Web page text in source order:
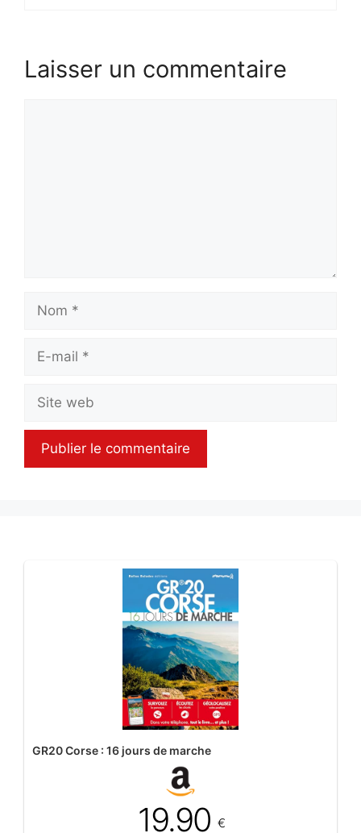
Laisser un commentaire
mail
web
GR20 Corse : 16 jours de marche
19.90€